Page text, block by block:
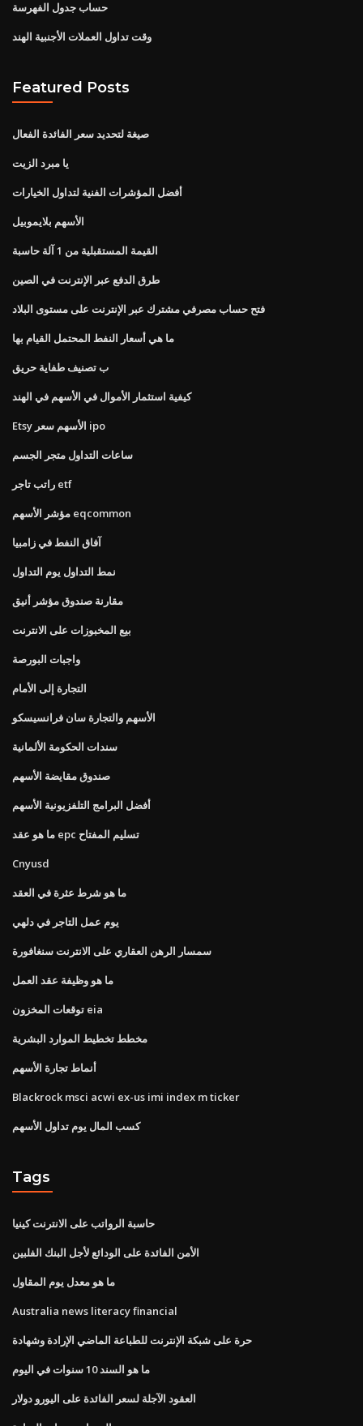
حساب جدول الفهرسة
وقت تداول العملات الأجنبية الهند
Featured Posts
صيغة لتحديد سعر الفائدة الفعال
يا مبرد الزيت
أفضل المؤشرات الفنية لتداول الخيارات
الأسهم بلايموبيل
القيمة المستقبلية من 1 آلة حاسبة
طرق الدفع عبر الإنترنت في الصين
فتح حساب مصرفي مشترك عبر الإنترنت على مستوى البلاد
ما هي أسعار النفط المحتمل القيام بها
ب تصنيف طفاية حريق
كيفية استثمار الأموال في الأسهم في الهند
Etsy الأسهم سعر ipo
ساعات التداول متجر الجسم
راتب تاجر etf
مؤشر الأسهم eqcommon
آفاق النفط في زامبيا
نمط التداول يوم التداول
مقارنة صندوق مؤشر أنيق
بيع المخبوزات على الانترنت
واجبات البورصة
التجارة إلى الأمام
الأسهم والتجارة سان فرانسيسكو
سندات الحكومة الألمانية
صندوق مقايضة الأسهم
أفضل البرامج التلفزيونية الأسهم
ما هو عقد epc تسليم المفتاح
Cnyusd
ما هو شرط عثرة في العقد
يوم عمل التاجر في دلهي
سمسار الرهن العقاري على الانترنت سنغافورة
ما هو وظيفة عقد العمل
توقعات المخزون eia
مخطط تخطيط الموارد البشرية
أنماط تجارة الأسهم
Blackrock msci acwi ex-us imi index m ticker
كسب المال يوم تداول الأسهم
Tags
حاسبة الرواتب على الانترنت كينيا
الأمن الفائدة على الودائع لأجل البنك الفلبين
ما هو معدل يوم المقاول
Australia news literacy financial
حرة على شبكة الإنترنت للطباعة الماضي الإرادة وشهادة
ما هو السند 10 سنوات في اليوم
العقود الآجلة لسعر الفائدة على اليورو دولار